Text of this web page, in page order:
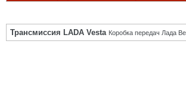
Трансмиссия LADA Vesta Коробка передач Лада